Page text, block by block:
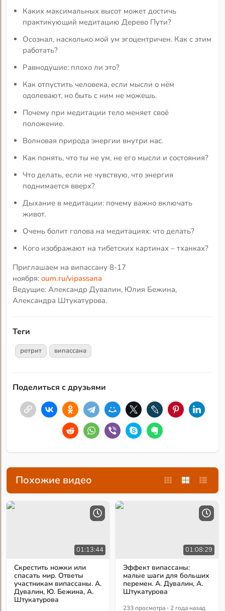
Каких максимальных высот может достичь
практикующий медитацию Дерево Пути?
Осознал, насколько мой ум эгоцентричен. Как с этим
работать?
Равнодушие: плохо ли это?
Как отпустить человека, если мысли о нём
одолевают, но быть с ним не можешь.
Почему при медитации тело меняет своё
положение.
Волновая природа энергии внутри нас.
Как понять, что ты не ум, не его мысли и состояния?
Что делать, если не чувствую, что энергия
поднимается вверх?
Дыхание в медитации: почему важно включать
живот.
Очень болит голова на медитациях: что делать?
Кого изображают на тибетских картинах – тханках?
Приглашаем на випассану 8-17
ноября:oum.ru/vipassana
Ведущие: Александр Дувалин, Юлия Бежина,
Александра Штукатурова.
Теги
ретрит випассана
Поделиться с друзьями
Похожие видео
01:13:44
Скрестить ножки или
спасать мир. Ответы
участникам випассаны. А.
Дувалин, Ю. Бежина, А.
Штукатурова
01:08:29
Эффект випассаны:
малые шаги для больших
перемен. А. Дувалин, А.
Штукатурова
233 просмотра · 2 года назад